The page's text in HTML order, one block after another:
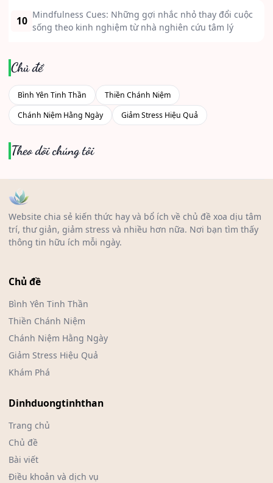
10 Mindfulness Cues: Những gợi nhắc nhỏ thay đổi cuộc
sống theo kinh nghiệm từ nhà nghiên cứu tâm lý
Chủ đề
Bình Yên Tinh Thần
Thiền Chánh Niệm
Chánh Niệm Hằng Ngày
Giảm Stress Hiệu Quả
Theo dõi chúng tôi
Website chia sẻ kiến thức hay và bổ ích về chủ đề xoa dịu tâm
trí, thư giản, giảm stress và nhiều hơn nữa. Nơi bạn tìm thấy
thông tin hữu ích mỗi ngày.
Chủ đề
Bình Yên Tinh Thần
Thiền Chánh Niệm
Chánh Niệm Hằng Ngày
Giảm Stress Hiệu Quả
Khám Phá
Dinhduongtinhthan
Trang chủ
Chủ đề
Bài viết
Điều khoản và dịch vụ